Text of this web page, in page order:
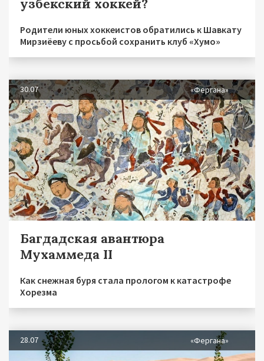
узбекский хоккей?
Родители юных хоккеистов обратились к Шавкату
Мирзиёеву с просьбой сохранить клуб «Хумо»
30.07 «Фергана»
Багдадская авантюра
Мухаммеда II
Как снежная буря стала прологом к катастрофе
Хорезма
28.07 «Фергана»